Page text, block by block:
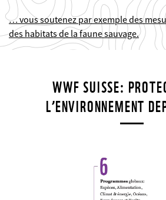
… vous soutenez par exemple des
des habitats de la faune sauvage.
WWF SUISSE:
L’ENVIRONNEMENT